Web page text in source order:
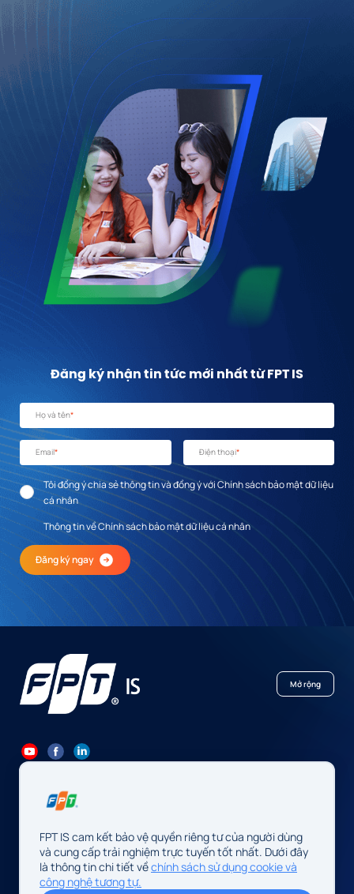
Đăng ký nhận tin tức mới nhất từ FPT IS
Họ và tên*
Email* Điện thoại*
Tôi đồng ý chia sẻ thông tin và đồng ý với Chính sách bảo mật dữ liệu
cá nhân
Thông tin về Chính sách bảo mật dữ liệu cá nhân
Đăng ký ngay
Mở rộng
Contact@fpt.com
Trụ sở: Số 10 phố Phạm Văn Bạch, P. Cầu Giấy, Hà Nội, Việt Nam
Cơ quan chủ quản: Công ty TNHH FPT IS
FPT IS cam kết bảo vệ quyền riêng tư của người dùng
và cung cấp trải nghiệm trực tuyến tốt nhất. Dưới đây
là thông tin chi tiết vềchính sách sử dụng cookie và
công nghệ tương tự.